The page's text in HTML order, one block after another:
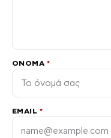
ΌΝΟΜΑ *
EMAIL *